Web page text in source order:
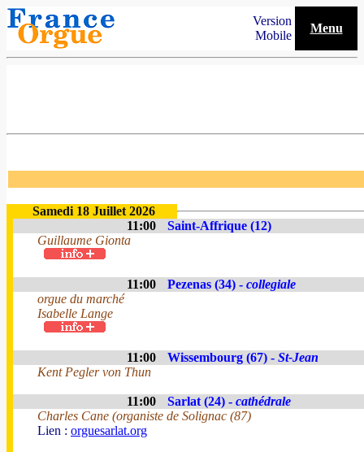
Version
Mobile
Menu
Samedi 18 Juillet 2026
11:00
Saint-Affrique (12)
Guillaume Gionta
11:00 Pezenas (34) - collegiale
orgue du marché
Isabelle Lange
11:00 Wissembourg (67) - St-Jean
Kent Pegler von Thun
11:00 Sarlat (24) - cathédrale
Charles Cane (organiste de Solignac (87)
Lien : orguesarlat.org